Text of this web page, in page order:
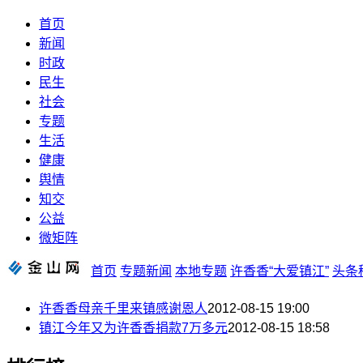
首页
新闻
时政
民生
社会
专题
生活
健康
舆情
知交
公益
微矩阵
首页 专题新闻 本地专题 许香香“大爱镇江” 头条
许香香母亲千里来镇感谢恩人2012-08-15 19:00
镇江今年又为许香香捐款7万多元2012-08-15 18:58